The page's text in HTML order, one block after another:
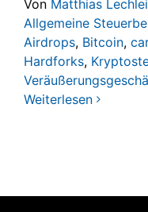
Von Matthias
Allgemeine
Airdrops, Bitcoin,
Hardforks,
Weiterlesen